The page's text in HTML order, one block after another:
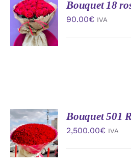
AÑADIR
AL
CARRITO
/
DETALLES
Bouquet 18
90.00€ IVA
AÑADIR
AL
CARRITO
/
DETALLES
Bouquet 501
2,500.00€ IVA